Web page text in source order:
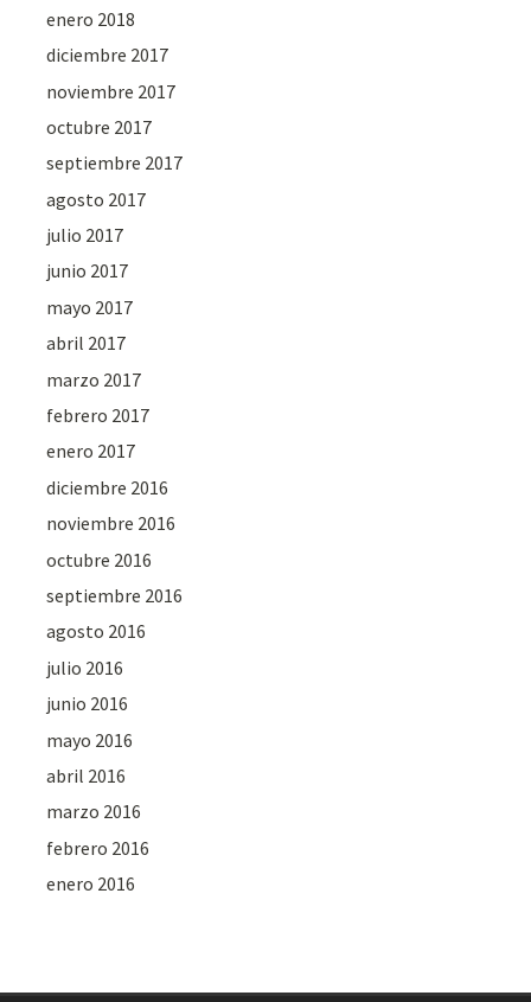
enero 2018
diciembre 2017
noviembre 2017
octubre 2017
septiembre 2017
agosto 2017
julio 2017
junio 2017
mayo 2017
abril 2017
marzo 2017
febrero 2017
enero 2017
diciembre 2016
noviembre 2016
octubre 2016
septiembre 2016
agosto 2016
julio 2016
junio 2016
mayo 2016
abril 2016
marzo 2016
febrero 2016
enero 2016